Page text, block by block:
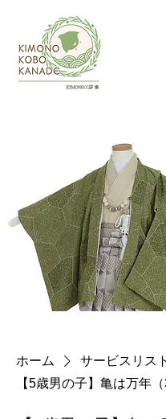
ホーム
サービスリスト
【5歳男の子】亀は万年（